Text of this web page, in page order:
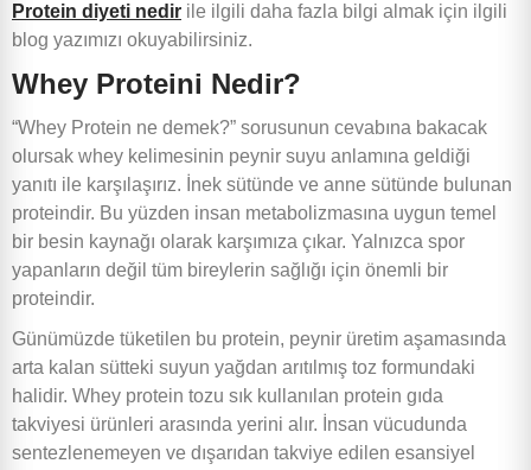
Protein diyeti nedir ile ilgili daha fazla bilgi almak için ilgili
blog yazımızı okuyabilirsiniz.
Whey Proteini Nedir?
“Whey Protein ne demek?” sorusunun cevabına bakacak
olursak whey kelimesinin peynir suyu anlamına geldiği
yanıtı ile karşılaşırız. İnek sütünde ve anne sütünde bulunan
proteindir. Bu yüzden insan metabolizmasına uygun temel
bir besin kaynağı olarak karşımıza çıkar. Yalnızca spor
yapanların değil tüm bireylerin sağlığı için önemli bir
proteindir.
Günümüzde tüketilen bu protein, peynir üretim aşamasında
arta kalan sütteki suyun yağdan arıtılmış toz formundaki
halidir. Whey protein tozu sık kullanılan protein gıda
takviyesi ürünleri arasında yerini alır. İnsan vücudunda
sentezlenemeyen ve dışarıdan takviye edilen esansiyel
Ürünlerimiz
Proteinli Gıdalar ve İçecekler
Hazır Paketler